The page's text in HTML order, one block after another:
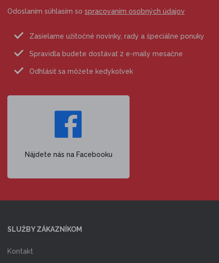
Odoslaním súhlasím so spracovaním osobných údajov
Zasielame užitočné novinky, rady a špeciálne ponuky
Spravidla budete dostávať 2 e-maily mesačne
Odhlásiť sa môžete kedykoľvek
Nájdete nás na Facebooku
SLUŽBY ZÁKAZNÍKOM
Kontakt